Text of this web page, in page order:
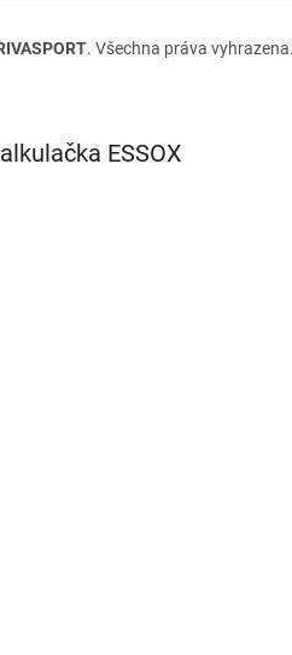
. Všechna práva
ESSOX